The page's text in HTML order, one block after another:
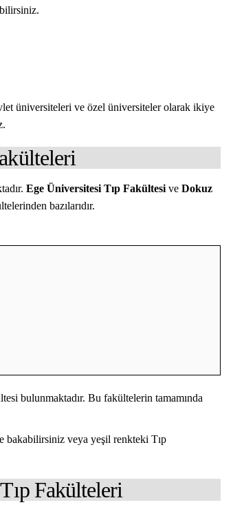
üniversiteleri ve özel üniversiteler olarak ikiye
Ege Üniversitesi Tıp Fakültesi ve Dokuz
bazılarıdır.
bulunmaktadır. Bu fakültelerin tamamında
bakabilirsiniz veya yeşil renkteki Tıp
Fakülteleri